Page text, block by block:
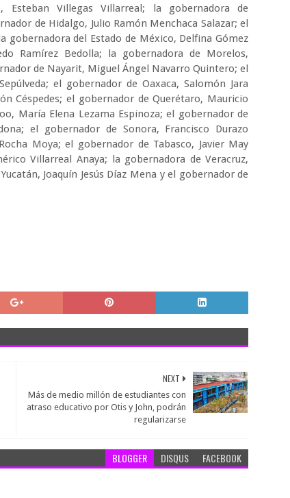
Esteban Villegas Villarreal; la gobernadora de
de Hidalgo, Julio Ramón Menchaca Salazar; el
gobernadora del Estado de México, Delfina Gómez
Ramírez Bedolla; la gobernadora de Morelos,
de Nayarit, Miguel Ángel Navarro Quintero; el
el gobernador de Oaxaca, Salomón Jara
Céspedes; el gobernador de Querétaro, Mauricio
María Elena Lezama Espinoza; el gobernador de
el gobernador de Sonora, Francisco Durazo
Moya; el gobernador de Tabasco, Javier May
Villarreal Anaya; la gobernadora de Veracruz,
Joaquín Jesús Díaz Mena y el gobernador de
NEXT
Más de medio millón de estudiantes con
atraso educativo por Otis y John, podrán
regularizarse
BLOGGER DISQUS FACEBOOK